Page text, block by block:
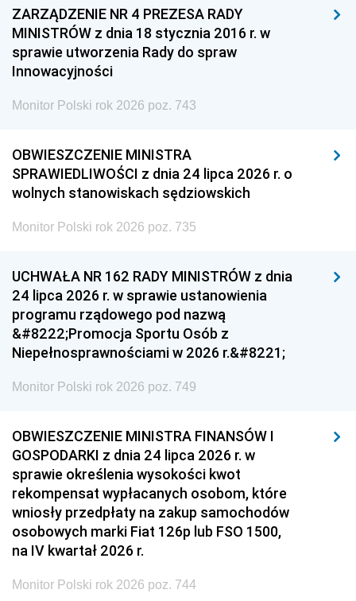
ZARZĄDZENIE NR 4 PREZESA RADY
MINISTRÓW z dnia 18 stycznia 2016 r. w
sprawie utworzenia Rady do spraw
Innowacyjności
Monitor Polski rok 2026 poz. 743
OBWIESZCZENIE MINISTRA
SPRAWIEDLIWOŚCI z dnia 24 lipca 2026 r. o
wolnych stanowiskach sędziowskich
Monitor Polski rok 2026 poz. 735
UCHWAŁA NR 162 RADY MINISTRÓW z dnia
24 lipca 2026 r. w sprawie ustanowienia
programu rządowego pod nazwą
&#8222;Promocja Sportu Osób z
Niepełnosprawnościami w 2026 r.&#8221;
Monitor Polski rok 2026 poz. 749
OBWIESZCZENIE MINISTRA FINANSÓW I
GOSPODARKI z dnia 24 lipca 2026 r. w
sprawie określenia wysokości kwot
rekompensat wypłacanych osobom, które
wniosły przedpłaty na zakup samochodów
osobowych marki Fiat 126p lub FSO 1500,
na IV kwartał 2026 r.
Monitor Polski rok 2026 poz. 744